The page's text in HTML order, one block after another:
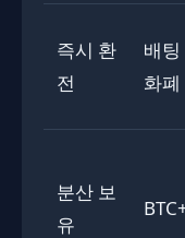
즉시 환
전
배
화폐
분산 보
유